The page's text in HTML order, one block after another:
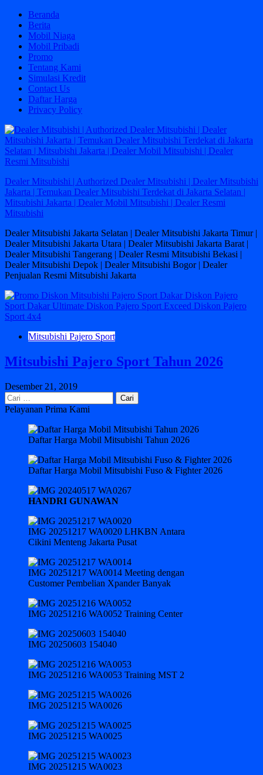
Skip
content
Beranda
Berita
Mobil Niaga
Mobil Pribadi
Promo
Tentang Kami
Simulasi Kredit
Contact Us
Daftar Harga
Privacy Policy
Dealer Mitsubishi | Authorized Dealer Mitsubishi | Dealer Mitsubishi
Jakarta | Temukan Dealer Mitsubishi Terdekat di Jakarta Selatan |
Mitsubishi Jakarta | Dealer Mobil Mitsubishi | Dealer Resmi
Mitsubishi
Dealer Mitsubishi Jakarta Selatan | Dealer Mitsubishi Jakarta Timur |
Dealer Mitsubishi Jakarta Utara | Dealer Mitsubishi Jakarta Barat |
Dealer Mitsubishi Tangerang | Dealer Resmi Mitsubishi Bekasi |
Dealer Mitsubishi Depok | Dealer Mitsubishi Bogor | Dealer
Penjualan Resmi Mitsubishi Jakarta
Mitsubishi Pajero Sport
Mitsubishi Pajero Sport Tahun 2026
Desember 21, 2019
Cari
untuk:
Pelayanan Prima Kami
Daftar Harga Mobil Mitsubishi Tahun 2026
Daftar Harga Mobil Mitsubishi Fuso & Fighter 2026
HANDRI GUNAWAN
IMG 20251217 WA0020 LHKBN Antara
Cikini Menteng Jakarta Pusat
IMG 20251217 WA0014 Meeting dengan
Customer Pembelian Xpander Banyak
IMG 20251216 WA0052 Training Center
IMG 20250603 154040
IMG 20251216 WA0053 Training MST 2
IMG 20251215 WA0026
IMG 20251215 WA0025
IMG 20251215 WA0023